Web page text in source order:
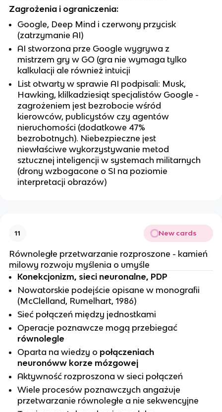
Zagrożenia i ograniczenia:
Google, Deep Mind i czerwony przycisk
(zatrzymanie AI)
AI stworzona prze Google wygrywa z
mistrzem gry w GO (gra nie wymaga tylko
kalkulacji ale również intuicji
List otwarty w sprawie AI podpisali: Musk,
Hawking, klilkadziesiąt specjalistów Google -
zagrożeniem jest bezrobocie wśród
kierowców, publicystów czy agentów
nieruchomości (dodatkowe 47%
bezrobotnych). Niebezpieczne jest
niewłaściwe wykorzystywanie metod
sztucznej inteligencji w systemach militarnych
(drony wzbogacone o SI na poziomie
interpretacji obrazów)
11 New cards
Równoległe przetwarzanie rozproszone - kamień
milowy rozwoju myślenia o umyśle
Konekcjonizm, sieci neuronalne, PDP
Nowatorskie podejście opisane w monografii
(McClelland, Rumelhart, 1986)
Sieć połączeń między jednostkami
Operacje poznawcze mogą przebiegać
równolegle
Oparta na wiedzy o połączeniach
neuronóww korze mózgowej
Aktywność rozproszona w sieci połączeń
Wiele procesów poznawczych angażuje
przetwarzanie równoległe a nie sekwencyjne